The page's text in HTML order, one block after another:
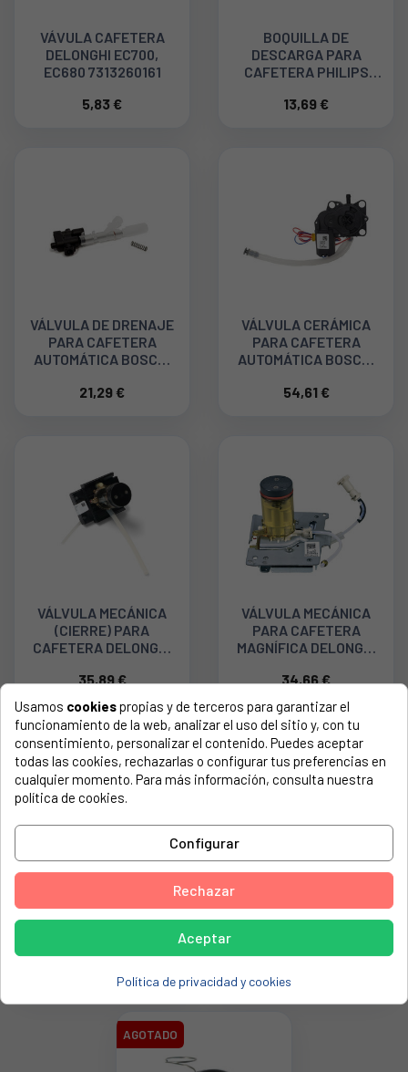
VÁVULA CAFETERA
DELONGHI EC700,
EC680 7313260161
5,83 €
BOQUILLA DE
DESCARGA PARA
CAFETERA PHILIPS
13,69 €
VÁLVULA DE DRENAJE
PARA CAFETERA
AUTOMÁTICA BOSCH,
21,29 €
VÁLVULA CERÁMICA
PARA CAFETERA
AUTOMÁTICA BOSCH,
54,61 €
VÁLVULA MECÁNICA
(CIERRE) PARA
CAFETERA DELONGHI
35,89 €
VÁLVULA MECÁNICA
PARA CAFETERA
MAGNÍFICA DELONGHI
34,66 €
CAFETERA DELONGHI
PARA CAFETERA
421945024511
AGOTADO
Usamos cookiespropias y de terceros para garantizar el
funcionamiento de la web, analizar el uso del sitio y, con tu
consentimiento, personalizar el contenido. Puedes aceptar
todas las cookies, rechazarlas o configurar tus preferencias en
cualquier momento. Para más información, consulta nuestra
política de cookies.
Configurar
Rechazar
Aceptar
Política de privacidad y cookies